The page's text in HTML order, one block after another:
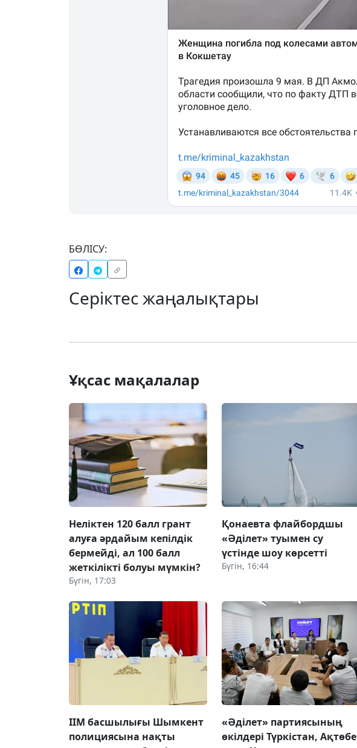
БӨЛІСУ:
Серіктес жаңалықтары
Ұқсас мақалалар
Неліктен 120 балл грант
алуға әрдайым кепілдік
бермейді, ал 100 балл
жеткілікті болуы мүмкін?
Бүгін, 17:03
Қонаевта флайбордшы
«Әділет» туымен су
үстінде шоу көрсетті
Бүгін, 16:44
ІІМ басшылығы Шымкент
полициясына нақты
«Әділет» партиясының
өкілдері Түркістан, Ақтөбе